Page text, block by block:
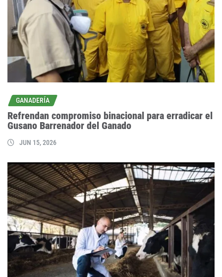
GANADERÍA
Refrendan compromiso binacional para erradicar el
Gusano Barrenador del Ganado
JUN 15, 2026